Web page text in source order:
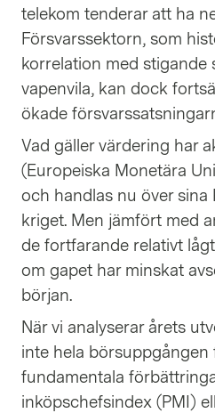
telekom tenderar att ha
Försvarssektorn, som
korrelation med stigande
vapenvila, kan dock
ökade
Vad gäller värdering har
(Europeiska Monetära
och handlas nu över sina
kriget. Men jämfört med
de fortfarande relativt
om gapet har minskat
början.
När vi analyserar årets
inte hela börsuppgången
fundamentala
inköpschefsindex (PMI)